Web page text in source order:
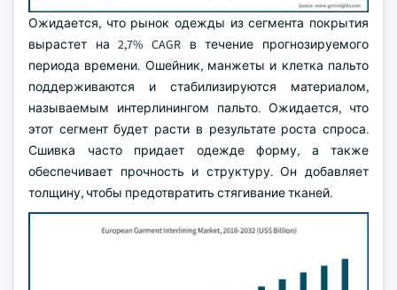
Ожидается, что рынок одежды из сегмента покрытия
вырастет на 2,7% CAGR в течение прогнозируемого
периода времени. Ошейник, манжеты и клетка пальто
поддерживаются и стабилизируются материалом,
называемым интерлинингом пальто. Ожидается, что
этот сегмент будет расти в результате роста спроса.
Сшивка часто придает одежде форму, а также
обеспечивает прочность и структуру. Он добавляет
толщину, чтобы предотвратить стягивание тканей.